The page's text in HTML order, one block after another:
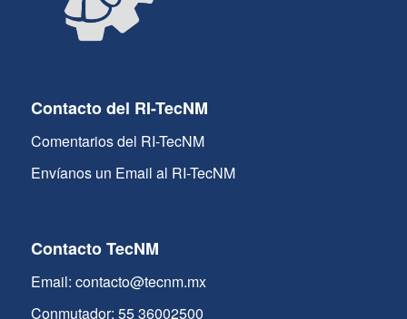
Contacto del RI-TecNM
Comentarios del RI-TecNM
Envíanos un Email al RI-TecNM
Contacto TecNM
Email: contacto@tecnm.mx
Conmutador: 55 36002500